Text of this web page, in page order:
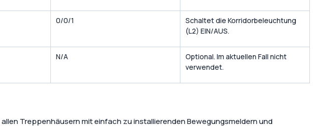
0/0/1
Schaltet die Korridorbeleuchtung
(L2) EIN/AUS.
N/A
Optional. Im aktuellen Fall nicht
verwendet.
Treppenhäusern mit einfach zu installierenden Bewegungsmeldern und